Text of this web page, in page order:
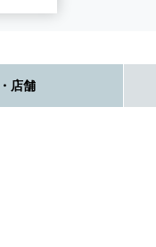
店舗